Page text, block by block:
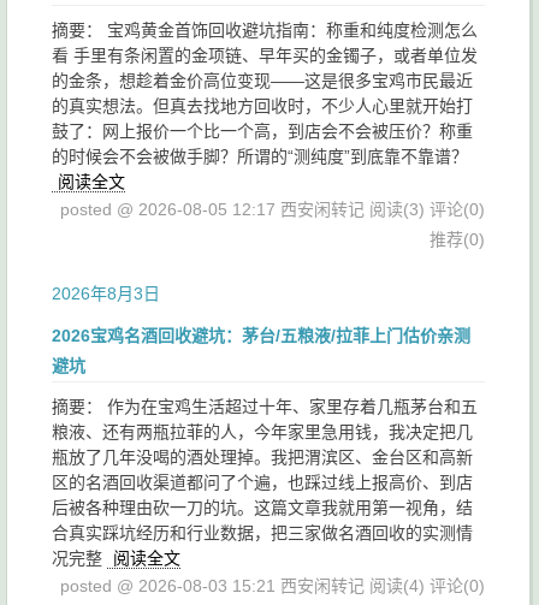
摘要： 宝鸡黄金首饰回收避坑指南：称重和纯度检测怎么
看 手里有条闲置的金项链、早年买的金镯子，或者单位发
的金条，想趁着金价高位变现——这是很多宝鸡市民最近
的真实想法。但真去找地方回收时，不少人心里就开始打
鼓了：网上报价一个比一个高，到店会不会被压价？称重
的时候会不会被做手脚？所谓的“测纯度”到底靠不靠谱？
阅读全文
posted @ 2026-08-05 12:17 西安闲转记 阅读(3) 评论(0)
推荐(0)
2026年8月3日
2026宝鸡名酒回收避坑：茅台/五粮液/拉菲上门估价亲测
避坑
摘要： 作为在宝鸡生活超过十年、家里存着几瓶茅台和五
粮液、还有两瓶拉菲的人，今年家里急用钱，我决定把几
瓶放了几年没喝的酒处理掉。我把渭滨区、金台区和高新
区的名酒回收渠道都问了个遍，也踩过线上报高价、到店
后被各种理由砍一刀的坑。这篇文章我就用第一视角，结
合真实踩坑经历和行业数据，把三家做名酒回收的实测情
况完整
阅读全文
posted @ 2026-08-03 15:21 西安闲转记 阅读(4) 评论(0)